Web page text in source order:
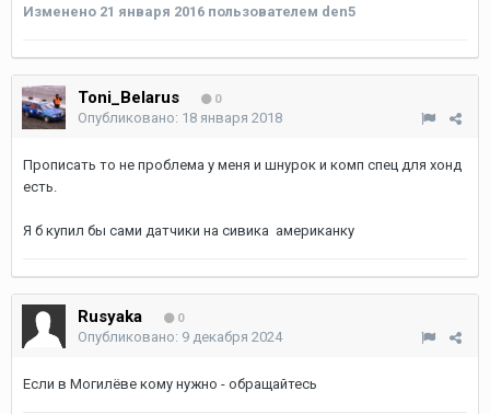
Изменено 21 января 2016 пользователем den5
Toni_Belarus 0
Опубликовано: 18 января 2018
Прописать то не проблема у меня и шнурок и комп спец для хонд
есть.
Я б купил бы сами датчики на сивика американку
Rusyaka 0
Опубликовано: 9 декабря 2024
Если в Могилёве кому нужно - обращайтесь